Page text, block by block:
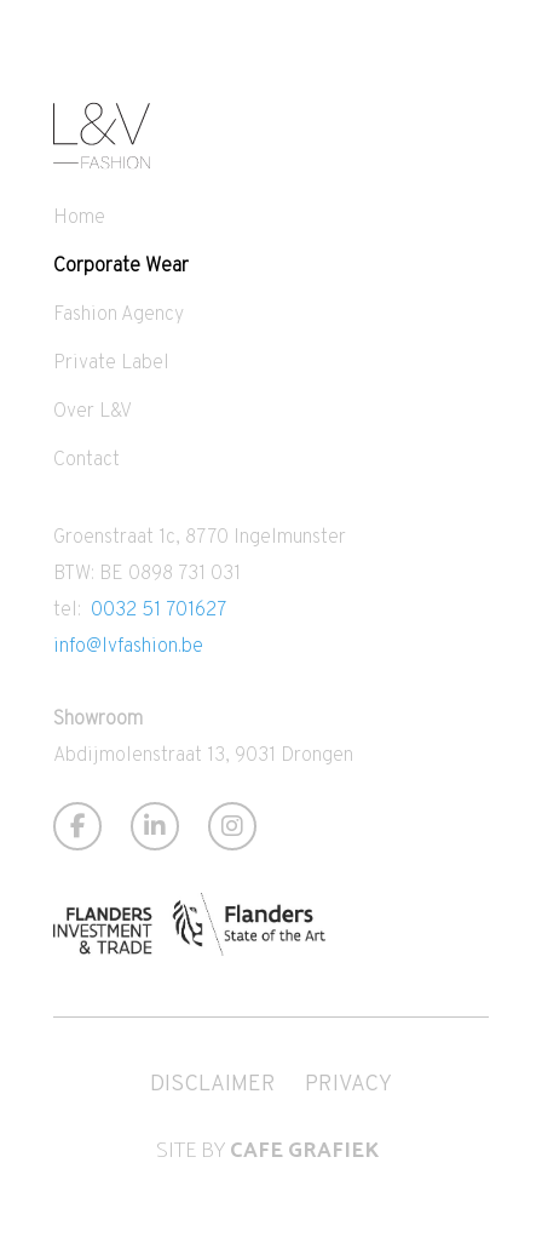
Home
Corporate Wear
Fashion Agency
Private Label
Over L&V
Contact
Groenstraat 1c, 8770 Ingelmunster
BTW: BE 0898 731 031
tel: 0032 51 701627
info@lvfashion.be
Showroom
Abdijmolenstraat 13, 9031 Drongen
DISCLAIMER PRIVACY
SITE BYCAFE GRAFIEK